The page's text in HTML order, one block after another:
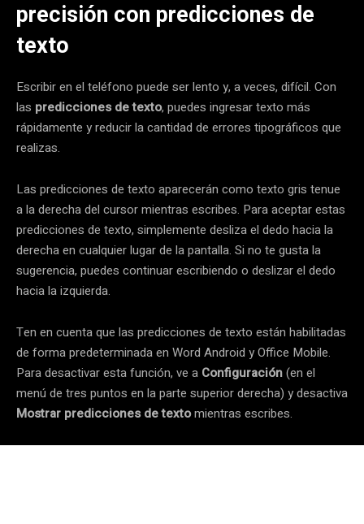
precisión con predicciones de
texto
Escribir en el teléfono puede ser lento y, a veces, difícil. Con
las predicciones de texto, puedes ingresar texto más
rápidamente y reducir la cantidad de errores tipográficos que
realizas.
Las predicciones de texto aparecerán como texto gris tenue
a la derecha del cursor mientras escribes. Para aceptar estas
predicciones de texto, simplemente desliza el dedo hacia la
derecha en cualquier lugar de la pantalla. Si no te gusta la
sugerencia, puedes continuar escribiendo o deslizar el dedo
hacia la izquierda.
Ten en cuenta que las predicciones de texto están habilitadas
de forma predeterminada en Word Android y Office Mobile.
Para desactivar esta función, ve a Configuración(en el
menú de tres puntos en la parte superior derecha) y desactiva
Mostrar predicciones de textomientras escribes.